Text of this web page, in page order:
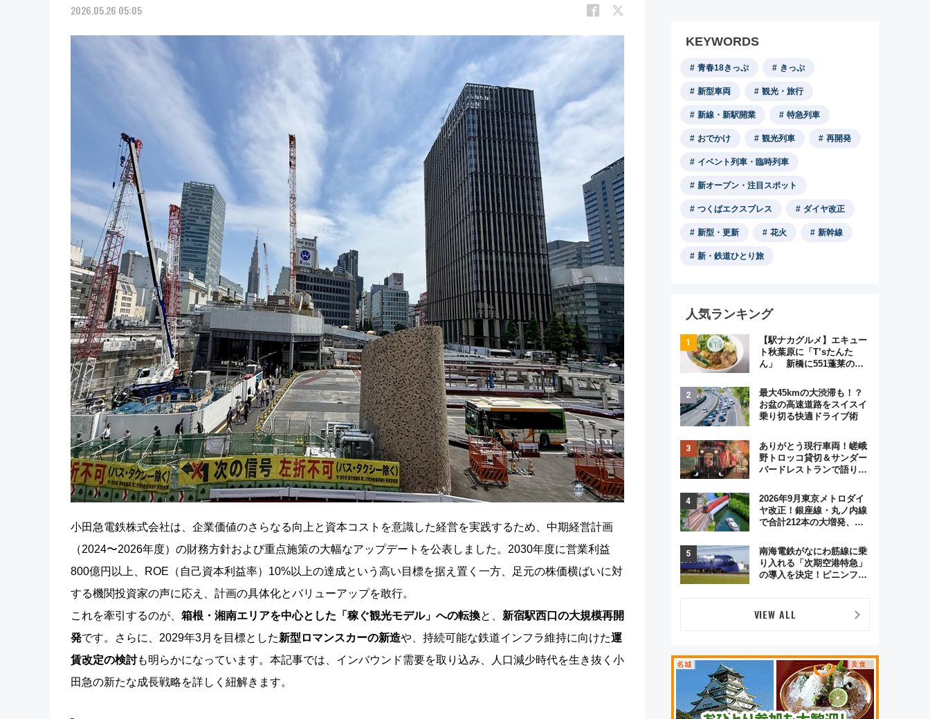
2026.05.26 05:05
小田急電鉄株式会社は、企業価値のさらなる向上と資本コストを意識した経営を実践するため、中期経営計画
（2024〜2026年度）の財務方針および重点施策の大幅なアップデートを公表しました。 2030年度に営業利益
800億円以上、ROE（自己資本利益率）10%以上の達成という高い目標を据え置く一方 、足元の株価横ばいに対
する機関投資家の声に応え、計画の具体化とバリューアップを敢行。
これを牽引するのが、 箱根・湘南エリアを中心とした「稼ぐ観光モデル」への転換と、 新宿駅西口の大規模再開
発です。さらに、2029年3月を目標とした新型ロマンスカーの新造や、持続可能な鉄道インフラ維持に向けた運
賃改定の検討も明らかになっています。本記事では、インバウンド需要を取り込み、人口減少時代を生き抜く小
田急の新たな成長戦略を詳しく紐解きます。
KEYWORDS
青春18きっぷ きっぷ
新型車両 観光・旅行
新線・新駅開業 特急列車
おでかけ 観光列車 再開発
イベント列車・臨時列車
新オープン・注目スポット
つくばエクスプレス ダイヤ改正
新型・更新 花火 新幹線
新・鉄道ひとり旅
人気ランキング
【駅ナカグルメ】エキュー
ト秋葉原に「T’sたんた
ん」 新橋に551蓬莱の
オムライス専門店「肉とた
まご」新グルメ続々登場！
【2026年8月】
最大45kmの大渋滞も！？
お盆の高速道路をスイスイ
乗り切る快適ドライブ術
ありがとう現行車両！嵯峨
野トロッコ貸切＆サンダー
バードレストランで語り合
原トシヒロと行く！9月13
日「京都の鉄道満喫ツア
ー」開催
2026年9月東京メトロダイ
ヤ改正！銀座線・丸ノ内線
で合計212本の大増発、混
南海電鉄がなにわ筋線に乗
り入れる「次期空港特急」
の導入を決定！ピニンファ
VIEW ALL